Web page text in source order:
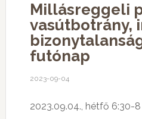
Millásreggeli
vasútbotrány,
futónap
2023-09-04
2023.09.04., hétfő 6:30-